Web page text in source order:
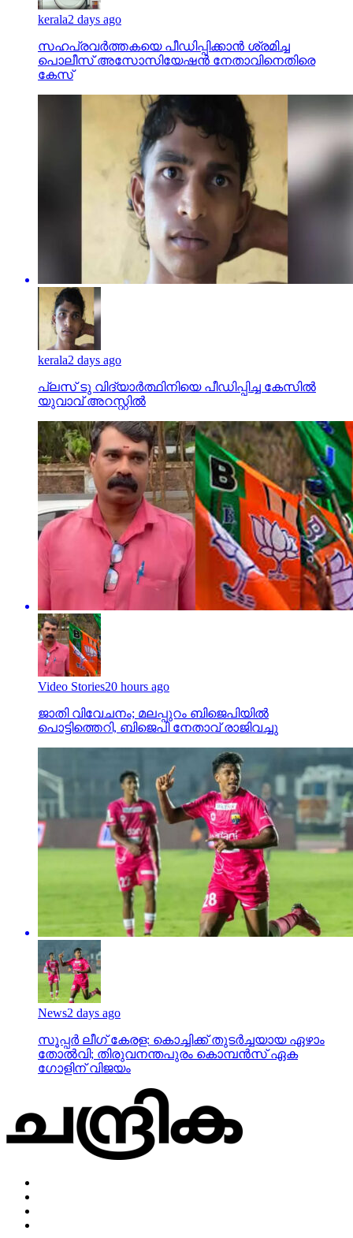
kerala2 days ago
സഹപ്രവര്‍ത്തകയെ പീഡിപ്പിക്കാന്‍ ശ്രമിച്ച
പൊലീസ് അസോസിയേഷന്‍ നേതാവിനെതിരെ
കേസ്
kerala2 days ago
പ്ലസ് ടു വിദ്യാര്‍ത്ഥിനിയെ പീഡിപ്പിച്ച കേസില്‍
യുവാവ് അറസ്റ്റില്‍
Video Stories20 hours ago
ജാതി വിവേചനം; മലപ്പുറം ബിജെപിയില്‍
പൊട്ടിത്തെറി, ബിജെപി നേതാവ് രാജിവച്ചു
News2 days ago
സൂപ്പര്‍ ലീഗ് കേരള: കൊച്ചിക്ക് തുടര്‍ച്ചയായ ഏഴാം
തോല്‍വി; തിരുവനന്തപുരം കൊമ്പന്‍സ് ഏക
ഗോളിന് വിജയം